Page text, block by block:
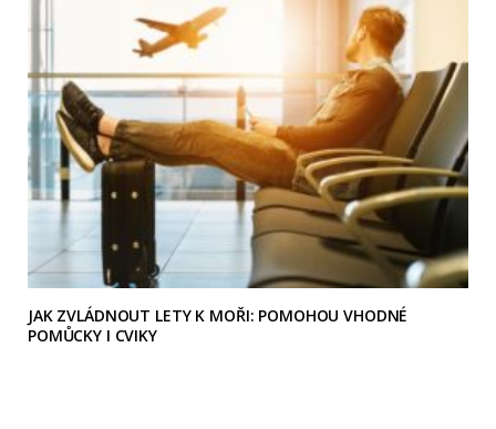
JAK ZVLÁDNOUT LETY K MOŘI: POMOHOU VHODNÉ
POMŮCKY I CVIKY